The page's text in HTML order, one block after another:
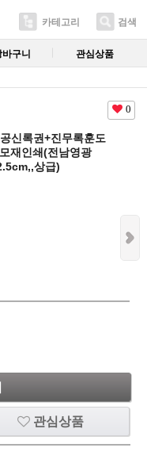
카테고리 검색
바구니 관심상품
0
신록권+진무록훈도
재인쇄(전남영광
상급)
관심상품